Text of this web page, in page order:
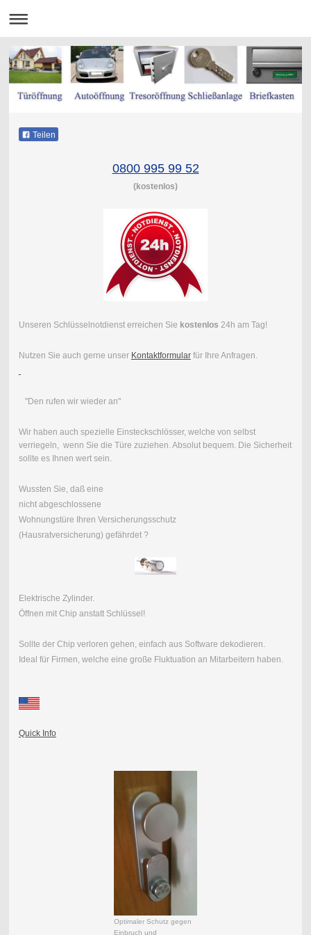
Teilen
0800 995 99 52
(kostenlos)
Unseren Schlüsselnotdienst erreichen Sie kostenlos 24h am Tag!
Nutzen Sie auch gerne unser Kontaktformularfür Ihre Anfragen.
"Den rufen wir wieder an"
Wir haben auch spezielle Einsteckschlösser, welche von selbst
verriegeln, wenn Sie die Türe zuziehen. Absolut bequem. Die Sicherheit
sollte es Ihnen wert sein.
Wussten Sie, daß eine
nicht abgeschlossene
Wohnungstüre Ihren Versicherungsschutz
(Hausratversicherung) gefährdet ?
Elektrische Zylinder.
Öffnen mit Chip anstatt Schlüssel!
Sollte der Chip verloren gehen, einfach aus Software dekodieren.
Ideal für Firmen, welche eine große Fluktuation an Mitarbeitern haben.
Quick Info
Optimaler Schutz gegen
Einbruch und